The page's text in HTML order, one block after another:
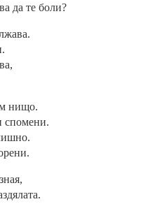
да те боли?
нищо.
спомени.